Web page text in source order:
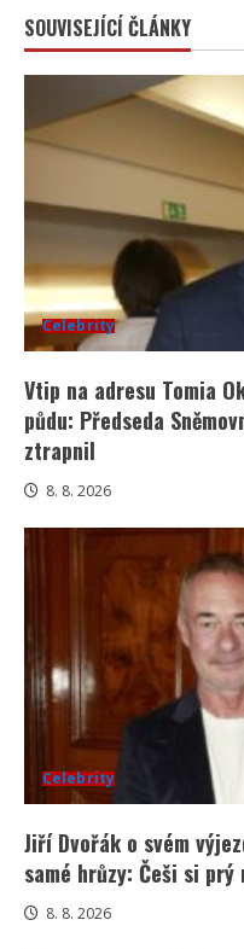
SOUVISEJÍCÍ ČLÁNKY
Celebrity
Vtip na adresu Tomia
půdu: Předseda
ztrapnil
8. 8. 2026
Celebrity
Jiří Dvořák o svém
samé hrůzy: Češi si
8. 8. 2026